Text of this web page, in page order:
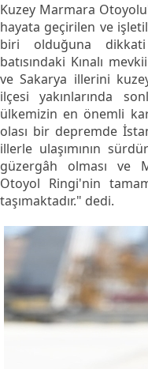
Kuzey Marmara
hayata geçirilen ve
biri olduğuna
batısındaki Kınalı
ve Sakarya illerini
ilçesi yakınlarında
ülkemizin en önemli
olası bir depremde
illerle ulaşımının
güzergâh olması ve
Otoyol Ringi'nin
taşımaktadır." dedi.